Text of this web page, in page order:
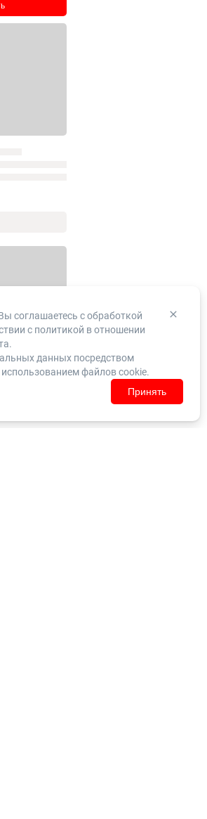
соглашаетесь с обработкой
с политикой в отношении
данных посредством
файлов cookie.
Принять